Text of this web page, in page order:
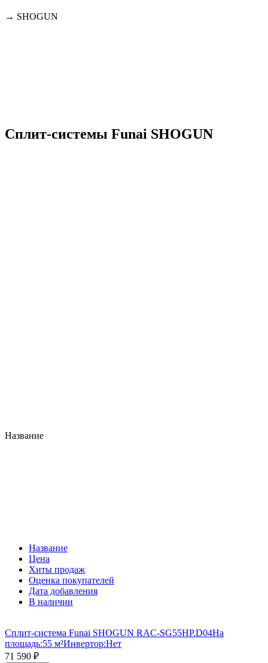
→ SHOGUN
Сплит-системы Funai SHOGUN
Название
Название
Цена
Хиты продаж
Оценка покупателей
Дата добавления
В наличии
Сплит-система Funai SHOGUN RAC-SG55HP.D04На
площадь:55 м²Инвертор:Нет
71 590 ₽